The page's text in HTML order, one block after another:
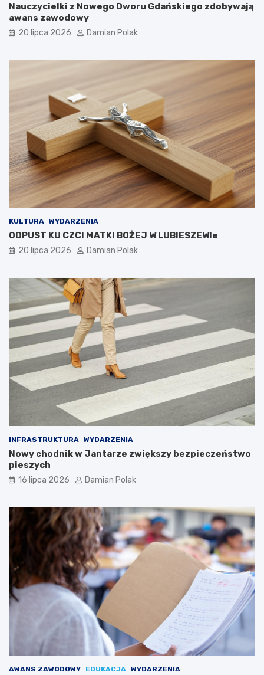
Nauczycielki z Nowego Dworu Gdańskiego zdobywają
awans zawodowy
20 lipca 2026 Damian Polak
KULTURA WYDARZENIA
ODPUST KU CZCI MATKI BOŻEJ W LUBIESZEWIe
20 lipca 2026 Damian Polak
INFRASTRUKTURA WYDARZENIA
Nowy chodnik w Jantarze zwiększy bezpieczeństwo
pieszych
16 lipca 2026 Damian Polak
AWANS ZAWODOWY EDUKACJA WYDARZENIA